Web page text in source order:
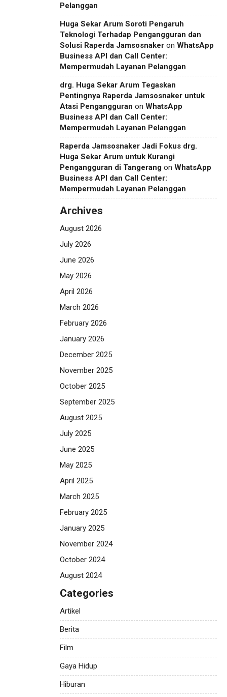
Pelanggan
Huga Sekar Arum Soroti Pengaruh
Teknologi Terhadap Pengangguran dan
Solusi Raperda Jamsosnaker on WhatsApp
Business API dan Call Center:
Mempermudah Layanan Pelanggan
drg. Huga Sekar Arum Tegaskan
Pentingnya Raperda Jamsosnaker untuk
Atasi Pengangguran on WhatsApp
Business API dan Call Center:
Mempermudah Layanan Pelanggan
Raperda Jamsosnaker Jadi Fokus drg.
Huga Sekar Arum untuk Kurangi
Pengangguran di Tangerang on WhatsApp
Business API dan Call Center:
Mempermudah Layanan Pelanggan
Archives
August 2026
July 2026
June 2026
May 2026
April 2026
March 2026
February 2026
January 2026
December 2025
November 2025
October 2025
September 2025
August 2025
July 2025
June 2025
May 2025
April 2025
March 2025
February 2025
January 2025
November 2024
October 2024
August 2024
Categories
Artikel
Berita
Film
Gaya Hidup
Hiburan